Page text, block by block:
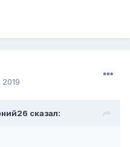
сказал: